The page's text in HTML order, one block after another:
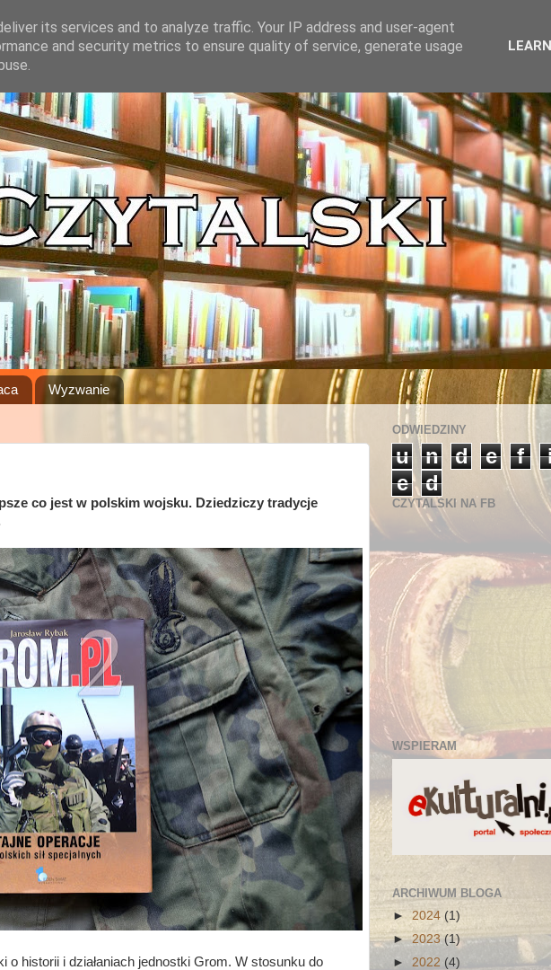
Wyzwanie
co jest w polskim wojsku. Dziedziczy tradycje
o historii i działaniach jednostki Grom. W stosunku do
ODWIEDZINY
u n d e f
e
d
CZYTALSKI NA FB
WSPIERAM
ARCHIWUM BLOGA
► 2024 (1)
►2023(1)
► 2022 (4)
its services and to analyze traffic. Your IP address and user-agent
and security metrics to ensure quality of service, generate usage